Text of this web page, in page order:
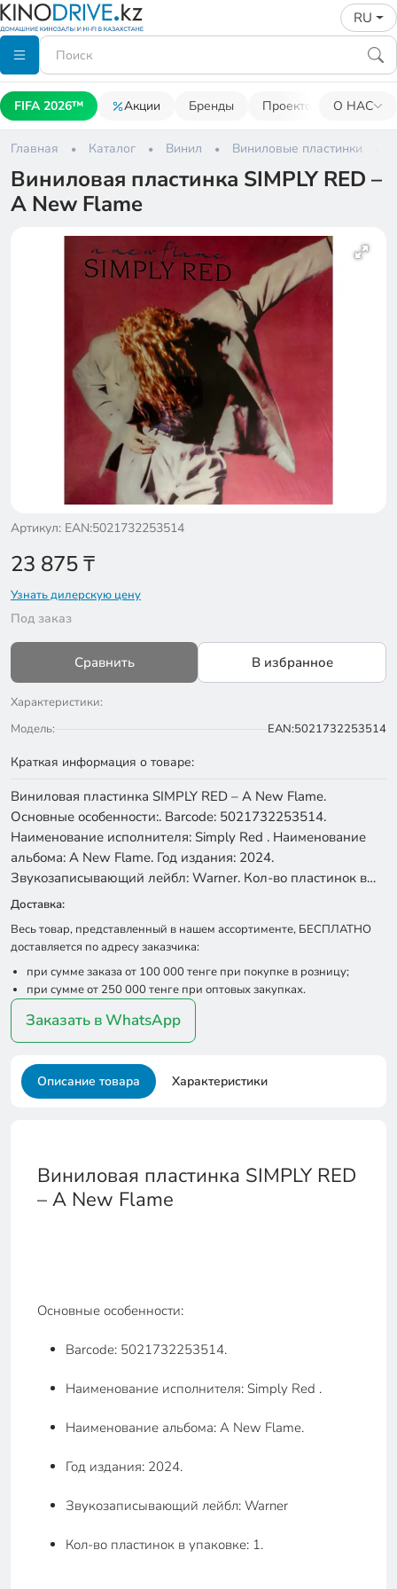
RU
FIFA 2026™ Акции Бренды Проекторы О НАС
Главная Каталог Винил Виниловые пластинки
Виниловая пластинка SIMPLY RED –
A New Flame
Артикул: EAN:5021732253514
23 875₸
Узнать дилерскую цену
Под заказ
Сравнить В избранное
Характеристики:
Модель:
EAN:5021732253514
Краткая информация о товаре:
Виниловая пластинка SIMPLY RED – A New Flame.
Основные особенности:. Barcode: 5021732253514.
Наименование исполнителя: Simply Red . Наименование
альбома: A New Flame. Год издания: 2024.
Звукозаписывающий лейбл: Warner. Кол-во пластинок в…
Доставка:
Весь товар, представленный в нашем ассортименте, БЕСПЛАТНО
доставляется по адресу заказчика:
при сумме заказа от 100 000 тенге при покупке в розницу;
при сумме от 250 000 тенге при оптовых закупках.
Заказать в WhatsApp
Описание товара Характеристики
Виниловая пластинка SIMPLY RED
– A New Flame
Основные особенности:
Barcode: 5021732253514.
Наименование исполнителя: Simply Red .
Наименование альбома: A New Flame.
Год издания: 2024.
Звукозаписывающий лейбл: Warner
Кол-во пластинок в упаковке: 1.